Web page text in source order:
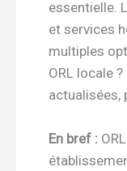
essentielle.
et services
multiples
ORL locale
actualisées,
En bref :